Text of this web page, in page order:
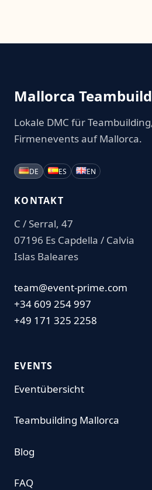
Mallorca
Lokale DMC für
Firmenevents auf Mallorca.
DE ES EN
KONTAKT
C / Serral, 47
07196 Es Capdella / Calvia
Islas Baleares
team@event-prime.com
+34 609 254 997
+49 171 325 2258
EVENTS
Eventübersicht
Teambuilding Mallorca
Blog
FAQ